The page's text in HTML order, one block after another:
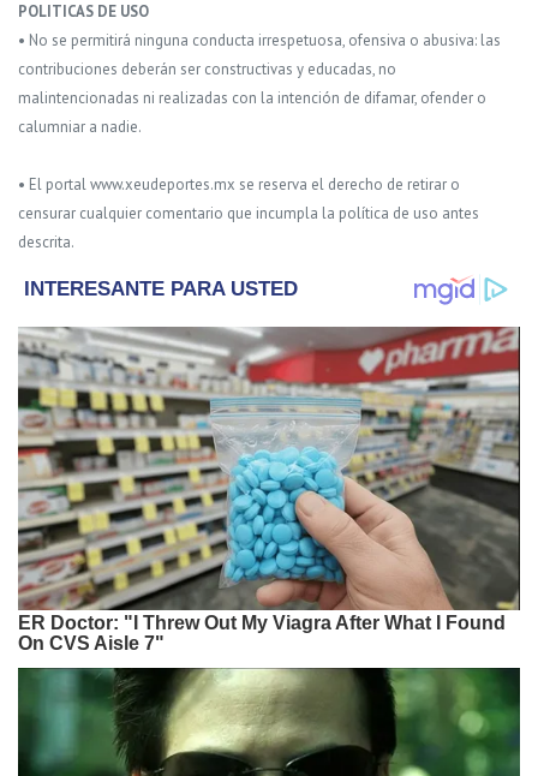
POLITICAS DE USO
• No se permitirá ninguna conducta irrespetuosa, ofensiva o abusiva: las
contribuciones deberán ser constructivas y educadas, no
malintencionadas ni realizadas con la intención de difamar, ofender o
calumniar a nadie.
• El portal www.xeudeportes.mx se reserva el derecho de retirar o
censurar cualquier comentario que incumpla la política de uso antes
descrita.